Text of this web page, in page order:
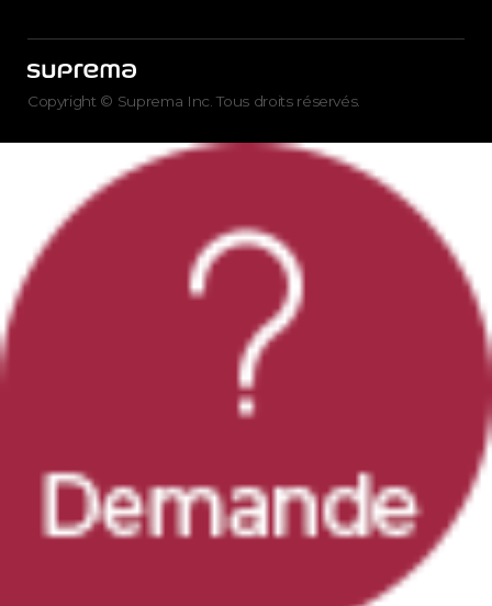
Copyright © Suprema Inc. Tous droits réservés.